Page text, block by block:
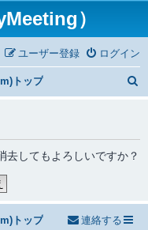
）
ログイン
ユーザー登録
トップ
去してもよろしいですか？
トップ 連絡する